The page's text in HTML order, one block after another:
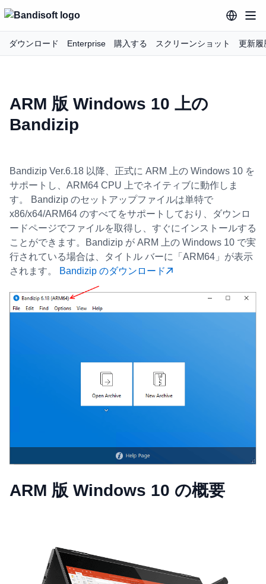
ダウンロード Enterprise 購入する スクリーンショット 更新履
ARM 版 Windows 10 上の
Bandizip
Bandizip Ver.6.18 以降、正式に ARM 上の Windows 10 を
サポートし、ARM64 CPU 上でネイティブに動作しま
す。 Bandizip のセットアップファイルは単特で
x86/x64/ARM64 のすべてをサポートしており、ダウンロ
ードページでファイルを取得し、すぐにインストールする
ことができます。Bandizip が ARM 上の Windows 10 で実
行されている場合は、タイトル バーに「ARM64」が表示
されます。
Bandizip のダウンロード
ARM 版 Windows 10 の概要